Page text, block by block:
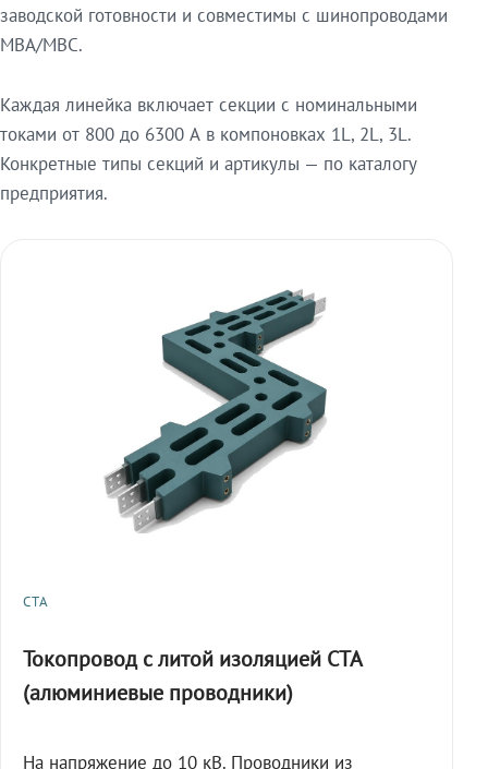
заводской готовности и совместимы с шинопроводами
МВА/МВС.
Каждая линейка включает секции с номинальными
токами от 800 до 6300 А в компоновках 1L, 2L, 3L.
Конкретные типы секций и артикулы — по каталогу
предприятия.
СТА
Токопровод с литой изоляцией СТА
(алюминиевые проводники)
На напряжение до 10 кВ. Проводники из